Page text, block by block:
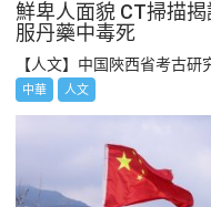
鮮卑人面貌 CT掃描
服丹藥中毒死
【人文】中国陜西省考古研
中華 人文